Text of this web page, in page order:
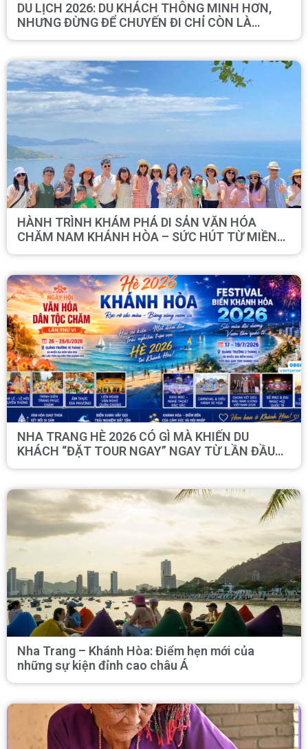
DU LỊCH 2026: DU KHÁCH THÔNG MINH HƠN,
NHƯNG ĐỪNG ĐỂ CHUYẾN ĐI CHỈ CÒN LÀ
CHECK-IN VÀ ĂN NGỦ
HÀNH TRÌNH KHÁM PHÁ DI SẢN VĂN HÓA
CHĂM NAM KHÁNH HÒA – SỨC HÚT TỪ MIỀN
ĐẤT CỦA NHỮNG GIÁ TRỊ NGÀN NĂM
NHA TRANG HÈ 2026 CÓ GÌ MÀ KHIẾN DU
KHÁCH “ĐẶT TOUR NGAY” NGAY TỪ LẦN ĐẦU
NGHE TỚI?
Nha Trang – Khánh Hòa: Điểm hẹn mới của
những sự kiện đỉnh cao châu Á